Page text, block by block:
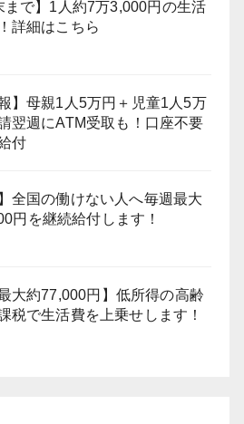
まで】1人約7万3,000円の生活
詳細はこちら
報】母親1人5万円＋児童1人5万
翌週にATM受取も！口座不要
付
全国の働けない人へ毎週最大
円を継続給付します！
大約77,000円】低所得の高齢
税で生活費を上乗せします！